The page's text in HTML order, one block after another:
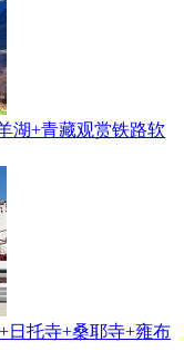
湖+青藏观赏铁路软
日托寺+桑耶寺+雍布